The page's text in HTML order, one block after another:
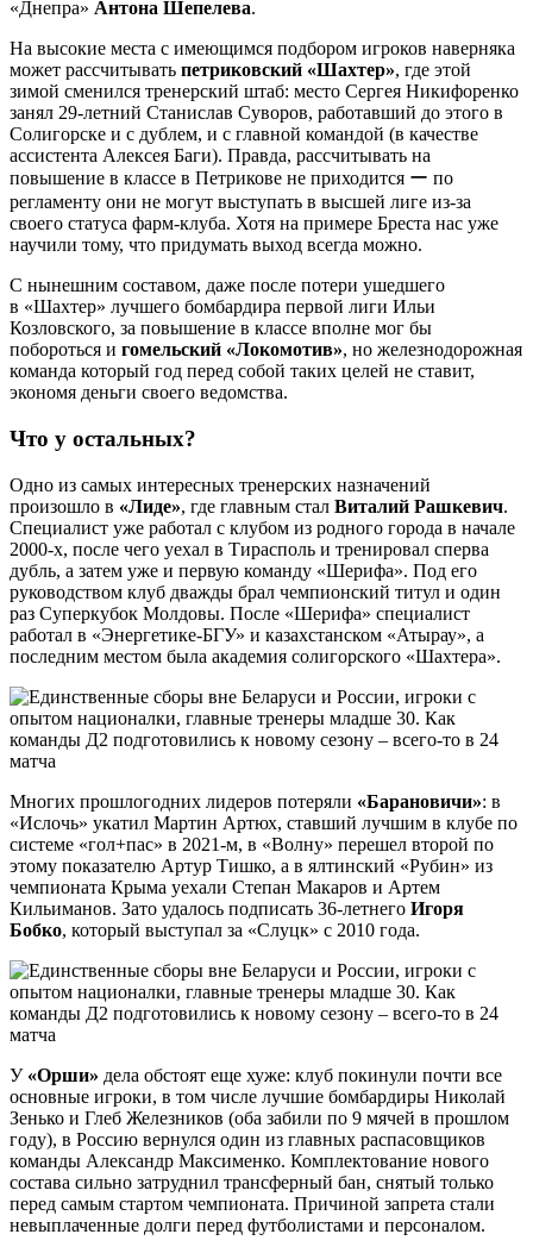
«Днепра» Антона Шепелева.
На высокие места с имеющимся подбором игроков наверняка
может рассчитывать петриковский «Шахтер», где этой
зимой сменился тренерский штаб: место Сергея Никифоренко
занял 29-летний Станислав Суворов, работавший до этого в
Солигорске и с дублем, и с главной командой (в качестве
ассистента Алексея Баги). Правда, рассчитывать на
повышение в классе в Петрикове не приходится ー по
регламенту они не могут выступать в высшей лиге из-за
своего статуса фарм-клуба. Хотя на примере Бреста нас уже
научили тому, что придумать выход всегда можно.
С нынешним составом, даже после потери ушедшего
в «Шахтер» лучшего бомбардира первой лиги Ильи
Козловского, за повышение в классе вполне мог бы
побороться и гомельский «Локомотив», но железнодорожная
команда который год перед собой таких целей не ставит,
экономя деньги своего ведомства.
Что у остальных?
Одно из самых интересных тренерских назначений
произошло в «Лиде», где главным стал Виталий Рашкевич.
Специалист уже работал с клубом из родного города в начале
2000-х, после чего уехал в Тирасполь и тренировал сперва
дубль, а затем уже и первую команду «Шерифа». Под его
руководством клуб дважды брал чемпионский титул и один
раз Суперкубок Молдовы. После «Шерифа» специалист
работал в «Энергетике-БГУ» и казахстанском «Атырау», а
последним местом была академия солигорского «Шахтера».
Многих прошлогодних лидеров потеряли «Барановичи»: в
«Ислочь» укатил Мартин Артюх, ставший лучшим в клубе по
системе «гол+пас» в 2021-м, в «Волну» перешел второй по
этому показателю Артур Тишко, а в ялтинский «Рубин» из
чемпионата Крыма уехали Степан Макаров и Артем
Кильиманов. Зато удалось подписать 36-летнего Игоря
Бобко, который выступал за «Слуцк» с 2010 года.
У «Орши» дела обстоят еще хуже: клуб покинули почти все
основные игроки, в том числе лучшие бомбардиры Николай
Зенько и Глеб Железников (оба забили по 9 мячей в прошлом
году), в Россию вернулся один из главных распасовщиков
команды Александр Максименко. Комплектование нового
состава сильно затруднил трансферный бан, снятый только
перед самым стартом чемпионата. Причиной запрета стали
невыплаченные долги перед футболистами и персоналом.